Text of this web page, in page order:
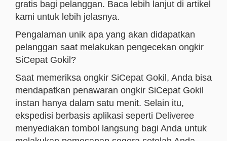
gratis bagi pelanggan. Baca lebih lanjut di artikel
kami untuk lebih jelasnya.
Pengalaman unik apa yang akan didapatkan
pelanggan saat melakukan pengecekan ongkir
SiCepat Gokil?
Saat memeriksa ongkir SiCepat Gokil, Anda bisa
mendapatkan penawaran ongkir SiCepat Gokil
instan hanya dalam satu menit. Selain itu,
ekspedisi berbasis aplikasi seperti Deliveree
menyediakan tombol langsung bagi Anda untuk